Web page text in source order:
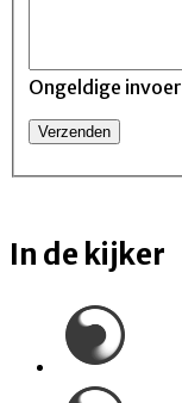
Ongeldige invoer
In de kijker